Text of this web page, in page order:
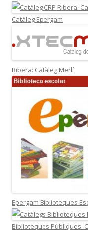
Catàleg Epergam
Ribera: Catàleg Merlí
Epergam Biblioteques
Biblioteques Públiques.